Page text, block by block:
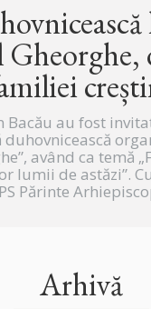
Bacău au fost
duhovnicească
având ca temă
lumii de astăzi”.
Părinte
Arhivă